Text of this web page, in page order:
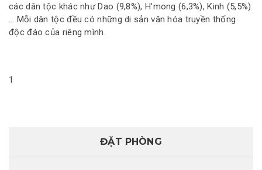
các dân tộc khác như Dao (9,8%), H’mong (6,3%), Kinh (5,5%)
… Mỗi dân tộc đều có những di sản văn hóa truyền thống
độc đáo của riêng mình.
1
ĐẶT PHÒNG